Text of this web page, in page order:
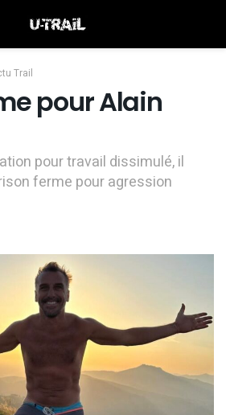
Trail
pour Alain
pour travail dissimulé, il
ferme pour agression